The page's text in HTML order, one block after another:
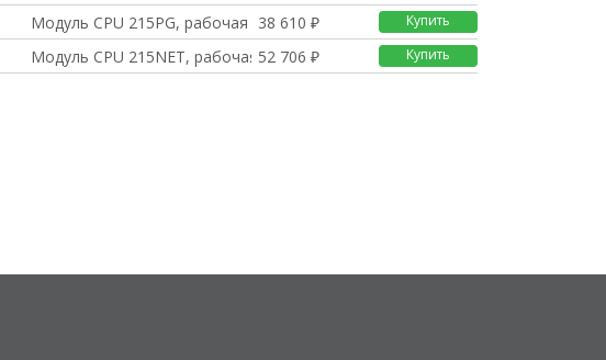
Модуль CPU 215PG, рабочая памя38 610 ₽ Купить
Модуль CPU 215NET, рабочая пам
52 706 ₽ Купить